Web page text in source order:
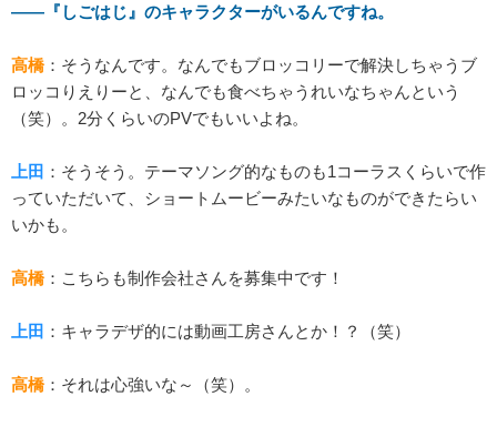
――『しごはじ』のキャラクターがいるんですね。
高橋 ：そうなんです。なんでもブロッコリーで解決しちゃうブ
ロッコりえりーと、なんでも食べちゃうれいなちゃんという
（笑）。2分くらいのPVでもいいよね。
上田 ：そうそう。テーマソング的なものも1コーラスくらいで作
っていただいて、ショートムービーみたいなものができたらい
いかも。
高橋 ：こちらも制作会社さんを募集中です！
上田 ：キャラデザ的には動画工房さんとか！？（笑）
高橋 ：それは心強いな～（笑）。